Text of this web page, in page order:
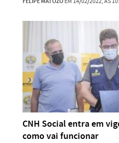
CNH Social entra em
como vai funcionar